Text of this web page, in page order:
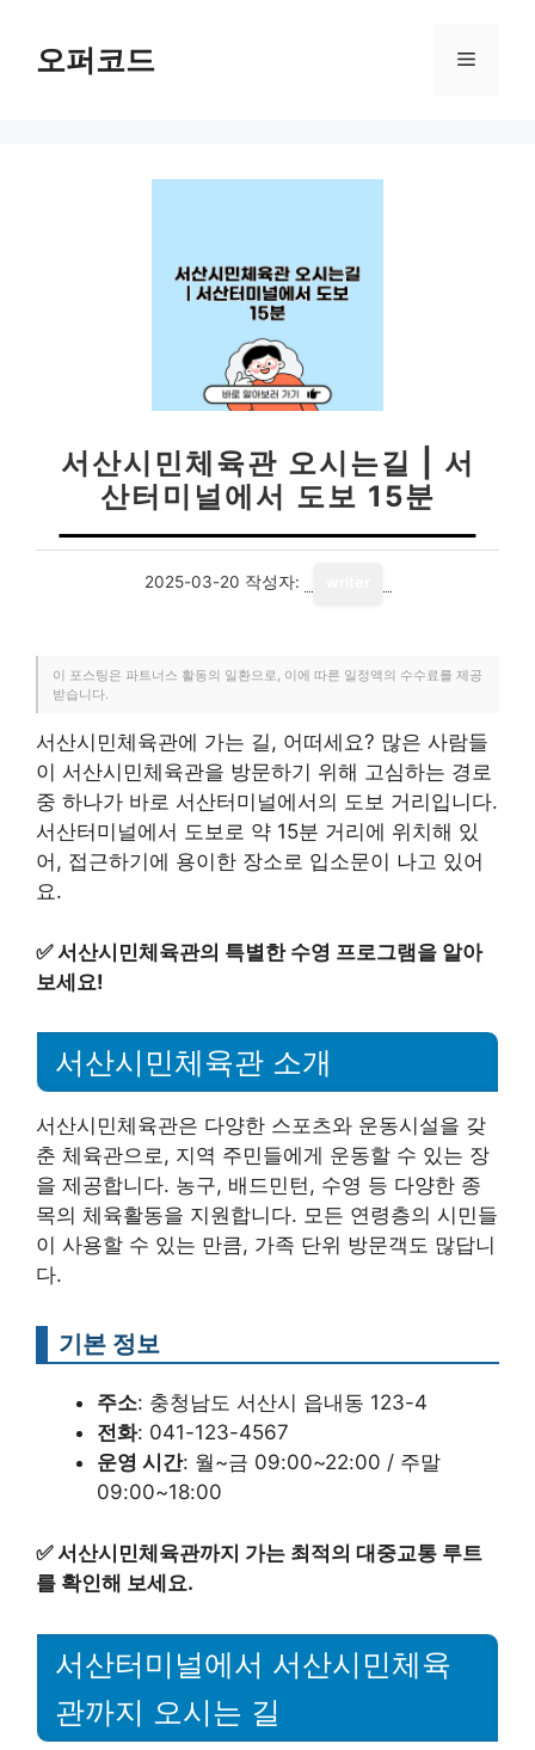
오퍼코드 메
서산시민체육관 오시는길 | 서
산터미널에서 도보 15분
2025-03-20 작성자:
이 포스팅은 파트너스 활동의 일환으로, 이에 따른 일정액의 수수료를 제공
받습니다.
서산시민체육관에 가는 길, 어떠세요? 많은 사람들
이 서산시민체육관을 방문하기 위해 고심하는 경로
중 하나가 바로 서산터미널에서의 도보 거리입니다.
서산터미널에서 도보로 약 15분 거리에 위치해 있
어, 접근하기에 용이한 장소로 입소문이 나고 있어
요.
✅서산시민체육관의 특별한 수영 프로그램을 알아
보세요!
서산시민체육관 소개
서산시민체육관은 다양한 스포츠와 운동시설을 갖
춘 체육관으로, 지역 주민들에게 운동할 수 있는 장
을 제공합니다. 농구, 배드민턴, 수영 등 다양한 종
목의 체육활동을 지원합니다. 모든 연령층의 시민들
이 사용할 수 있는 만큼, 가족 단위 방문객도 많답니
다.
기본 정보
주소: 충청남도 서산시 읍내동 123-4
전화: 041-123-4567
운영 시간: 월~금 09:00~22:00 / 주말
09:00~18:00
✅서산시민체육관까지 가는 최적의 대중교통 루트
를 확인해 보세요.
서산터미널에서 서산시민체육
관까지 오시는 길